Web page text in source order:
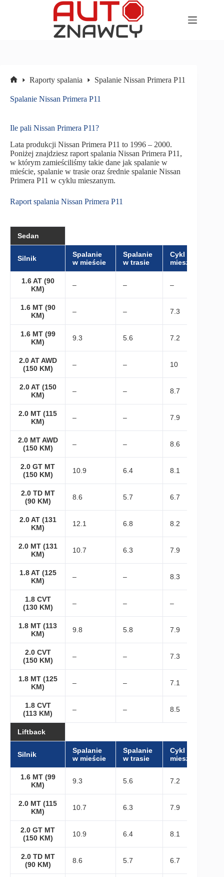
główna
Raporty spalania Spalanie Nissan Primera P11
Spalanie Nissan Primera P11
Ile pali Nissan Primera P11?
Lata produkcji Nissan Primera P11 to 1996 – 2000.
Poniżej znajdziesz raport spalania Nissan Primera P11,
w którym zamieściliśmy takie dane jak spalanie w
mieście, spalanie w trasie oraz średnie spalanie Nissan
Primera P11 w cyklu mieszanym.
Raport spalania Nissan Primera P11
Sedan
Silnik
Spalanie
w mieście
Spalanie
w trasie
Cykl
mieszany
1.6 AT (90
KM)
– – –
1.6 MT (90
KM)
– – 7.3
1.6 MT (99
KM)
9.3 5.6 7.2
2.0 AT AWD
(150 KM)
– – 10
2.0 AT (150
KM)
– – 8.7
2.0 MT (115
KM)
– – 7.9
2.0 MT AWD
(150 KM)
– – 8.6
2.0 GT MT
(150 KM)
10.9 6.4 8.1
2.0 TD MT
(90 KM)
8.6 5.7 6.7
2.0 AT (131
KM)
12.1 6.8 8.2
2.0 MT (131
KM)
10.7 6.3 7.9
1.8 AT (125
KM)
– – 8.3
1.8 CVT
(130 KM)
– – –
1.8 MT (113
KM)
9.8 5.8 7.9
2.0 CVT
(150 KM)
– – 7.3
1.8 MT (125
KM)
– – 7.1
1.8 CVT
(113 KM)
– – 8.5
Liftback
Silnik
Spalanie
w mieście
Spalanie
w trasie
Cykl
mieszany
1.6 MT (99
KM)
9.3 5.6 7.2
2.0 MT (115
KM)
10.7 6.3 7.9
2.0 GT MT
(150 KM)
10.9 6.4 8.1
2.0 TD MT
(90 KM)
8.6 5.7 6.7